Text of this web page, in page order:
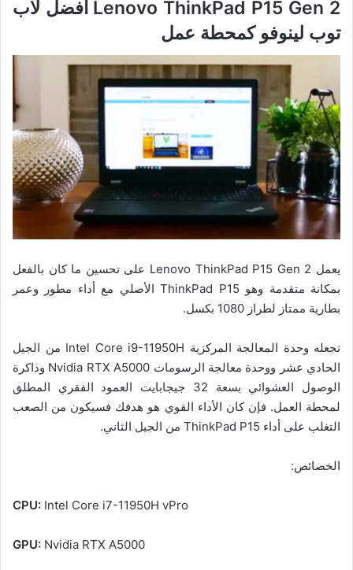
Lenovo ThinkPad P15 Gen 2 أفضل لاب
توب لينوفو كمحطة عمل
يعمل Lenovo ThinkPad P15 Gen 2 على تحسين ما كان بالفعل
بمكانة متقدمة وهو ThinkPad P15 الأصلي مع أداء مطور وعمر
بطارية ممتاز لطراز 1080 بكسل.
تجعله وحدة المعالجة المركزية Intel Core i9-11950H من الجيل
الحادي عشر ووحدة معالجة الرسومات Nvidia RTX A5000 وذاكرة
الوصول العشوائي بسعة 32 جيجابايت العمود الفقري المطلق
لمحطة العمل. فإن كان الأداء القوي هو هدفك فسيكون من الصعب
التغلب على أداء ThinkPad P15 من الجيل الثاني.
الخصائص:
CPU: Intel Core i7-11950H vPro
GPU: Nvidia RTX A5000